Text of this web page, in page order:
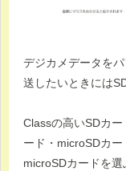
デジカメデータを
送したいときには
Classの高いSDカ
ード・microSDカー
microSDカードを選